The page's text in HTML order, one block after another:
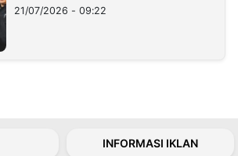
21/07/2026 - 09:22
INFORMASI IKLAN